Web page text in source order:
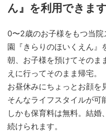
ん』を利用できます
0〜2歳のお子様をもつ当
園『きらりのほいくえん』
朝、お子様を預けてそのま
えに行ってそのまま帰宅。
お昼休みにちょっとお顔を
そんなライフスタイルが可
しかも保育料は無料。結婚
続けられます。